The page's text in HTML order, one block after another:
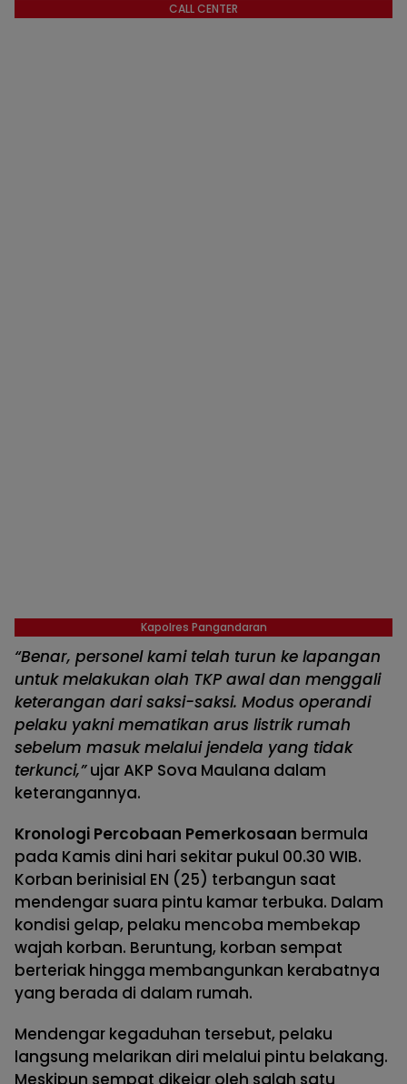
CALL CENTER
Kapolres Pangandaran
“Benar, personel kami telah turun ke lapangan
untuk melakukan olah TKP awal dan menggali
keterangan dari saksi-saksi. Modus operandi
pelaku yakni mematikan arus listrik rumah
sebelum masuk melalui jendela yang tidak
terkunci,”ujar AKP Sova Maulana dalam
keterangannya.
Kronologi Percobaan Pemerkosaan bermula
pada Kamis dini hari sekitar pukul 00.30 WIB.
Korban berinisial EN (25) terbangun saat
mendengar suara pintu kamar terbuka. Dalam
kondisi gelap, pelaku mencoba membekap
wajah korban. Beruntung, korban sempat
berteriak hingga membangunkan kerabatnya
yang berada di dalam rumah.
Mendengar kegaduhan tersebut, pelaku
langsung melarikan diri melalui pintu belakang.